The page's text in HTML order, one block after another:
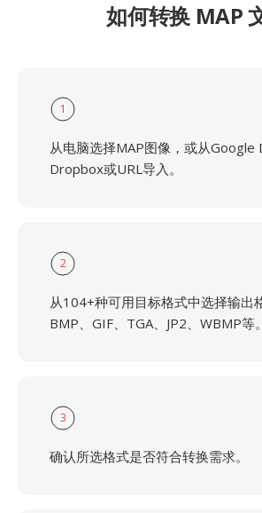
如何转换 MAP
1
从电脑选择MAP图像，或从Google
Dropbox或URL导入。
2
从104+种可用目标格式中选择输出
BMP、GIF、TGA、JP2、WBMP等。
3
确认所选格式是否符合转换需求。